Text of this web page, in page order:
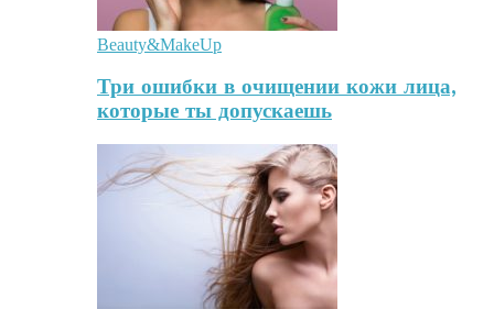
Beauty&MakeUp
Три ошибки в очищении кожи лица,
которые ты допускаешь